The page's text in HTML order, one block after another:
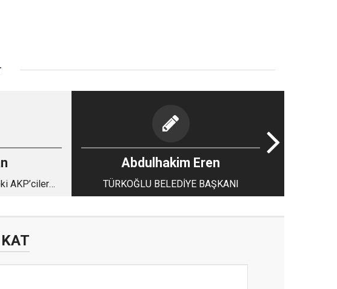
AKP’ciler
Abdulhakim Eren
TÜRKOĞLU BELEDİYE BAŞKANI